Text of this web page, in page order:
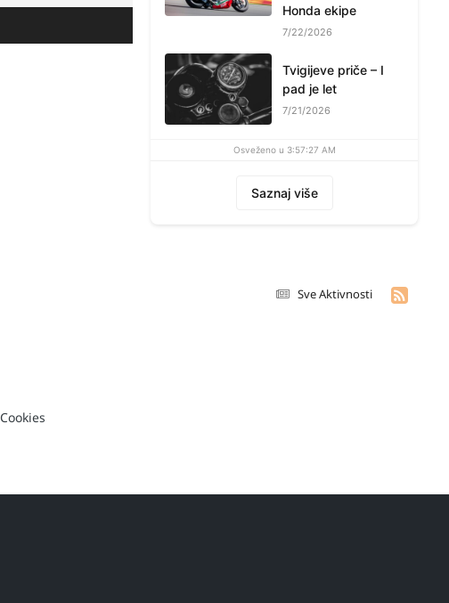
Honda ekipe
7/22/2026
Tvigijeve priče – I
pad je let
7/21/2026
Osveženo u 3:57:27 AM
Saznaj više
Sve Aktivnosti
Cookies